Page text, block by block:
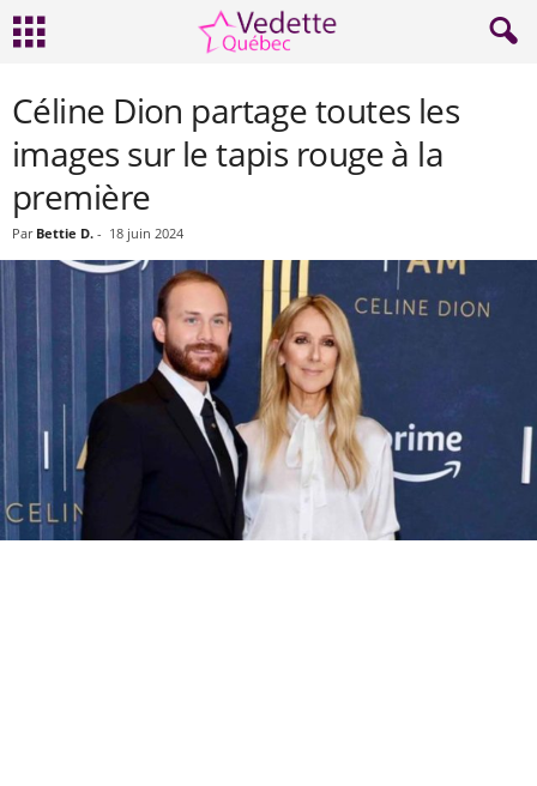
Céline Dion partage toutes les
images sur le tapis rouge à la
première
Par Bettie D. - 18 juin 2024